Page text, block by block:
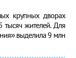
крупных дворах
тысяч жителей. Для
выделила 9 млн